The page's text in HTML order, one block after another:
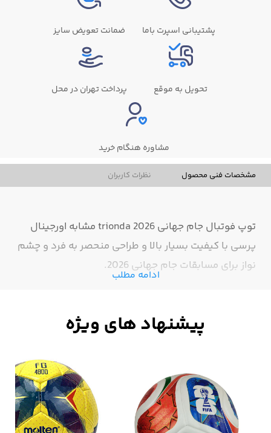
پشتیبانی اسپرت باما ضمانت تعویض سایز
تحویل به موقع پرداخت تهران در محل
مشاوره هنگام خرید
مشخصات فنی محصول نظرات کاربران
توپ فوتبال جام جهانی 2026 trionda مشابه اورجینال
پرسی با کیفیت بسیار بالا و طراحی منحصر به فرد و چشم
نواز برای مسابقات جام جهانی 2026.
ادامه مطلب